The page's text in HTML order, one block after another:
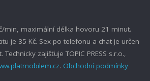
min, maximální délka hovoru 21 minut.
je 35 Kč. Sex po telefonu a chat je určen
zajišťuje TOPIC PRESS s.r.o.,
. Obchodní podmínky